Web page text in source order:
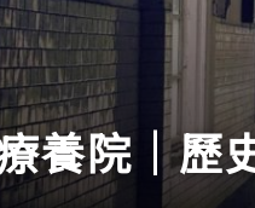
養院｜歷